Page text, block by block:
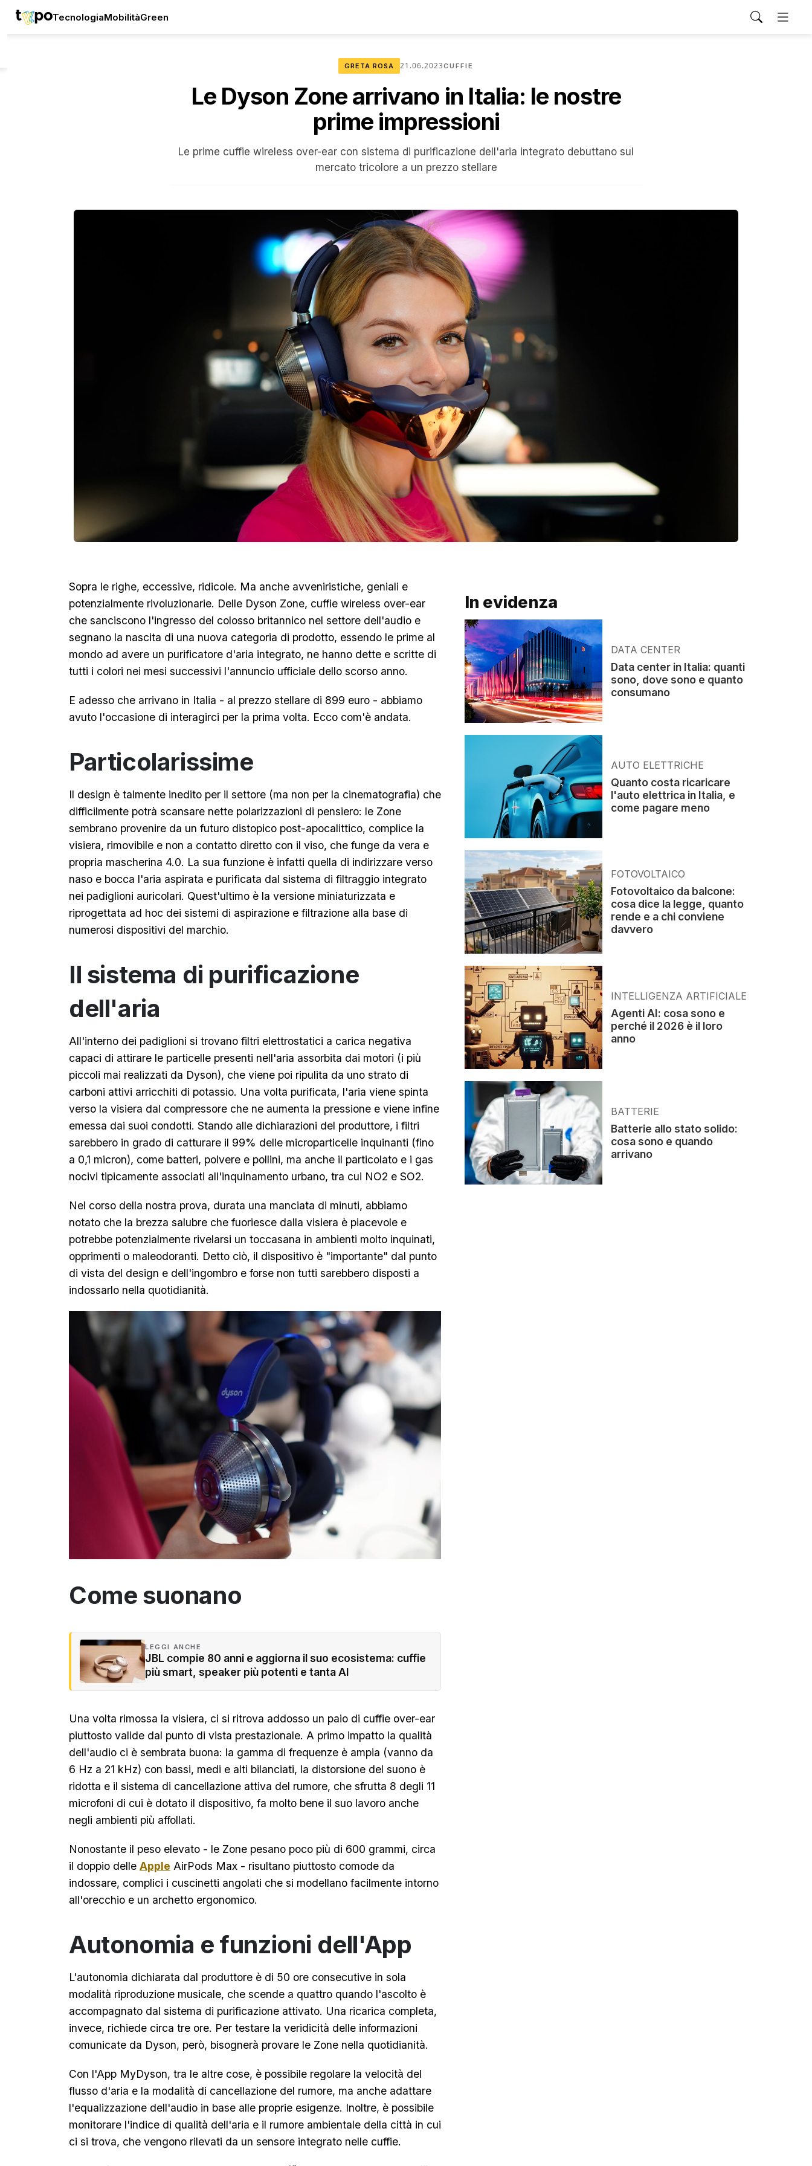
TecnologiaMobilitàGreen
GRETA ROSA 21.06.2023CUFFIE
Le Dyson Zone arrivano in Italia: le nostre
prime impressioni
Le prime cuffie wireless over-ear con sistema di purificazione dell'aria integrato debuttano sul
mercato tricolore a un prezzo stellare
Sopra le righe, eccessive, ridicole. Ma anche avveniristiche, geniali e
potenzialmente rivoluzionarie. Delle Dyson Zone, cuffie wireless over-ear
che sanciscono l'ingresso del colosso britannico nel settore dell'audio e
segnano la nascita di una nuova categoria di prodotto, essendo le prime al
mondo ad avere un purificatore d'aria integrato, ne hanno dette e scritte di
tutti i colori nei mesi successivi l'annuncio ufficiale dello scorso anno.
E adesso che arrivano in Italia - al prezzo stellare di 899 euro - abbiamo
avuto l'occasione di interagirci per la prima volta. Ecco com'è andata.
Particolarissime
Il design è talmente inedito per il settore (ma non per la cinematografia) che
difficilmente potrà scansare nette polarizzazioni di pensiero: le Zone
sembrano provenire da un futuro distopico post-apocalittico, complice la
visiera, rimovibile e non a contatto diretto con il viso, che funge da vera e
propria mascherina 4.0. La sua funzione è infatti quella di indirizzare verso
naso e bocca l'aria aspirata e purificata dal sistema di filtraggio integrato
nei padiglioni auricolari. Quest'ultimo è la versione miniaturizzata e
riprogettata ad hoc dei sistemi di aspirazione e filtrazione alla base di
numerosi dispositivi del marchio.
Il sistema di purificazione
dell'aria
All'interno dei padiglioni si trovano filtri elettrostatici a carica negativa
capaci di attirare le particelle presenti nell'aria assorbita dai motori (i più
piccoli mai realizzati da Dyson), che viene poi ripulita da uno strato di
carboni attivi arricchiti di potassio. Una volta purificata, l'aria viene spinta
verso la visiera dal compressore che ne aumenta la pressione e viene infine
emessa dai suoi condotti. Stando alle dichiarazioni del produttore, i filtri
sarebbero in grado di catturare il 99% delle microparticelle inquinanti (fino
a 0,1 micron), come batteri, polvere e pollini, ma anche il particolato e i gas
nocivi tipicamente associati all'inquinamento urbano, tra cui NO2 e SO2.
Nel corso della nostra prova, durata una manciata di minuti, abbiamo
notato che la brezza salubre che fuoriesce dalla visiera è piacevole e
potrebbe potenzialmente rivelarsi un toccasana in ambienti molto inquinati,
opprimenti o maleodoranti. Detto ciò, il dispositivo è "importante" dal punto
di vista del design e dell'ingombro e forse non tutti sarebbero disposti a
indossarlo nella quotidianità.
Come suonano
LEGGI ANCHE
JBL compie 80 anni e aggiorna il suo ecosistema: cuffie
più smart, speaker più potenti e tanta AI
Una volta rimossa la visiera, ci si ritrova addosso un paio di cuffie over-ear
piuttosto valide dal punto di vista prestazionale. A primo impatto la qualità
dell'audio ci è sembrata buona: la gamma di frequenze è ampia (vanno da
6 Hz a 21 kHz) con bassi, medi e alti bilanciati, la distorsione del suono è
ridotta e il sistema di cancellazione attiva del rumore, che sfrutta 8 degli 11
microfoni di cui è dotato il dispositivo, fa molto bene il suo lavoro anche
negli ambienti più affollati.
Nonostante il peso elevato - le Zone pesano poco più di 600 grammi, circa
il doppio delle Apple AirPods Max - risultano piuttosto comode da
indossare, complici i cuscinetti angolati che si modellano facilmente intorno
all'orecchio e un archetto ergonomico.
Autonomia e funzioni dell'App
L'autonomia dichiarata dal produttore è di 50 ore consecutive in sola
modalità riproduzione musicale, che scende a quattro quando l'ascolto è
accompagnato dal sistema di purificazione attivato. Una ricarica completa,
invece, richiede circa tre ore. Per testare la veridicità delle informazioni
comunicate da Dyson, però, bisognerà provare le Zone nella quotidianità.
Con l'App MyDyson, tra le altre cose, è possibile regolare la velocità del
flusso d'aria e la modalità di cancellazione del rumore, ma anche adattare
l'equalizzazione dell'audio in base alle proprie esigenze. Inoltre, è possibile
monitorare l'indice di qualità dell'aria e il rumore ambientale della città in cui
ci si trova, che vengono rilevati da un sensore integrato nelle cuffie.
In evidenza
DATA CENTER
Data center in Italia: quanti
sono, dove sono e quanto
consumano
AUTO ELETTRICHE
Quanto costa ricaricare
l'auto elettrica in Italia, e
come pagare meno
FOTOVOLTAICO
Fotovoltaico da balcone:
cosa dice la legge, quanto
rende e a chi conviene
davvero
INTELLIGENZA ARTIFICIALE
Agenti AI: cosa sono e
perché il 2026 è il loro
anno
BATTERIE
Batterie allo stato solido:
cosa sono e quando
arrivano